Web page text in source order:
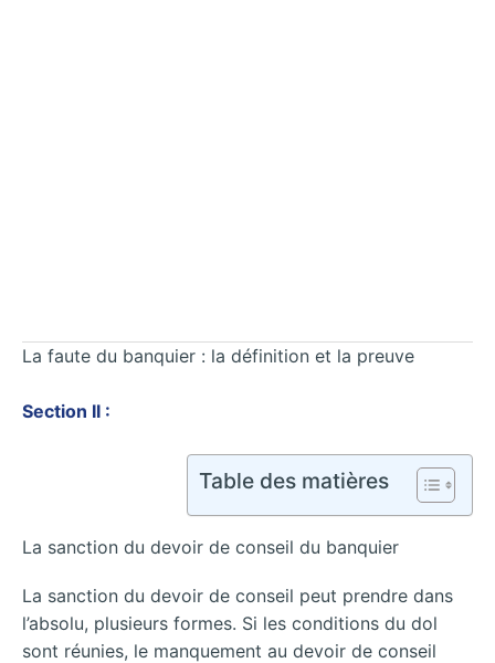
La faute du banquier : la définition et la preuve
Section II :
Table des matières
La sanction du devoir de conseil du banquier
La sanction du devoir de conseil peut prendre dans
l’absolu, plusieurs formes. Si les conditions du dol
sont réunies, le manquement au devoir de conseil